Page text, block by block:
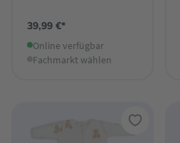
39,99 €*
Online verfügbar
Fachmarkt wählen